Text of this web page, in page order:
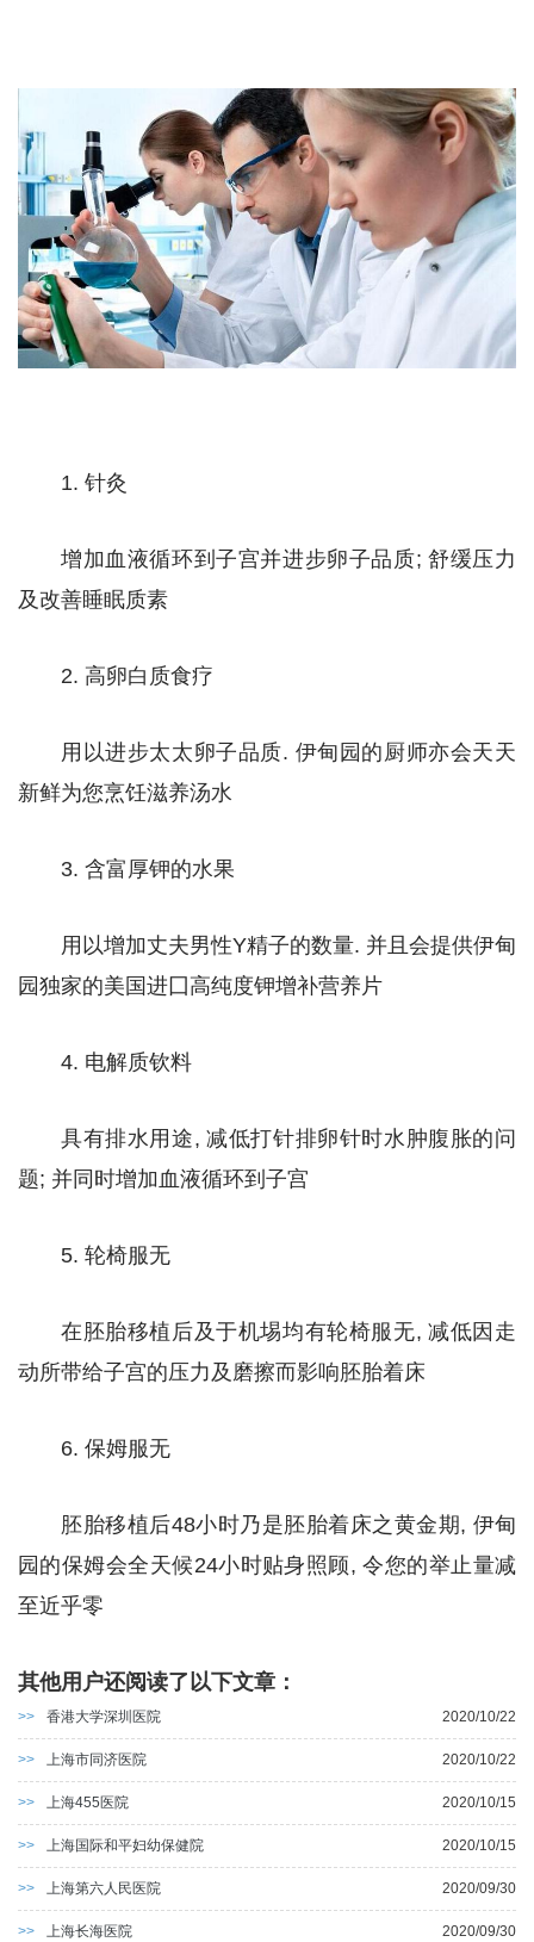
1. 针灸
增加血液循环到子宫并进步卵子品质; 舒缓压力
及改善睡眠质素
2. 高卵白质食疗
用以进步太太卵子品质. 伊甸园的厨师亦会天天
新鲜为您烹饪滋养汤水
3. 含富厚钾的水果
用以增加丈夫男性Y精子的数量. 并且会提供伊甸
园独家的美国进囗高纯度钾增补营养片
4. 电解质钦料
具有排水用途, 减低打针排卵针时水肿腹胀的问
题; 并同时增加血液循环到子宫
5. 轮椅服无
在胚胎移植后及于机埸均有轮椅服无, 减低因走
动所带给子宫的压力及磨擦而影响胚胎着床
6. 保姆服无
胚胎移植后48小时乃是胚胎着床之黄金期, 伊甸
园的保姆会全天候24小时贴身照顾, 令您的举止量减
至近乎零
其他用户还阅读了以下文章：
>> 香港大学深圳医院 2020/10/22
>> 上海市同济医院 2020/10/22
>> 上海455医院 2020/10/15
>> 上海国际和平妇幼保健院 2020/10/15
>> 上海第六人民医院 2020/09/30
>> 上海长海医院 2020/09/30